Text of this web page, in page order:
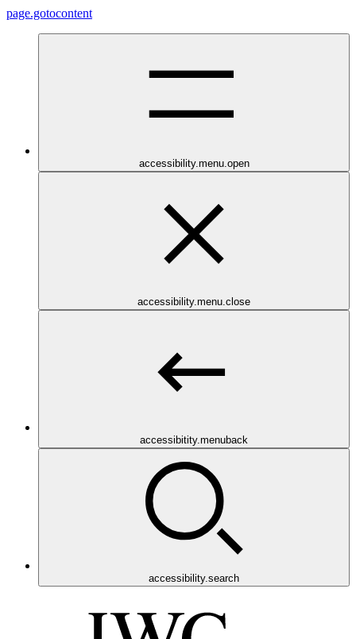
page.gotocontent
accessibility.menu.open
accessibility.menu.close
accessibitity.menuback
accessibility.search